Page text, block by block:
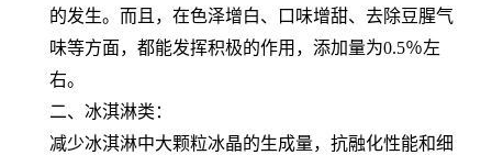
的发生。而且，在色泽增白、口味增甜、去除豆腥气
味等方面，都能发挥积极的作用，添加量为0.5％左
右。
二、冰淇淋类：
减少冰淇淋中大颗粒冰晶的生成量，抗融化性能和细